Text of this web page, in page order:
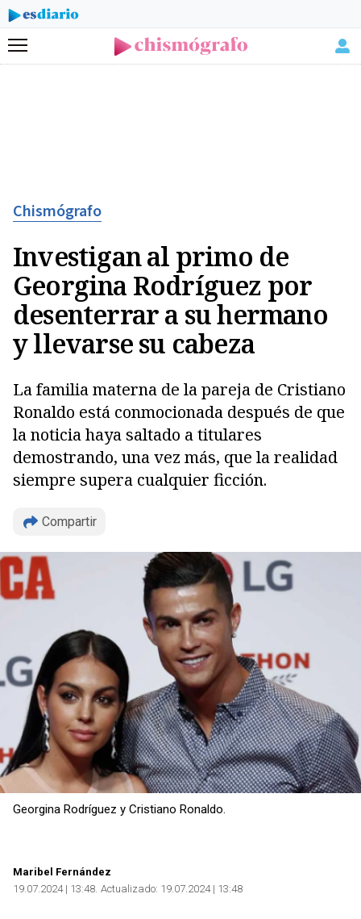
Menú
Chismógrafo
Investigan al primo de
Georgina Rodríguez por
desenterrar a su hermano
y llevarse su cabeza
La familia materna de la pareja de Cristiano
Ronaldo está conmocionada después de que
la noticia haya saltado a titulares
demostrando, una vez más, que la realidad
siempre supera cualquier ficción.
Compartir
Georgina Rodríguez y Cristiano Ronaldo.
Maribel Fernández
19.07.2024 | 13:48 Actualizado: 19.07.2024 | 13:48